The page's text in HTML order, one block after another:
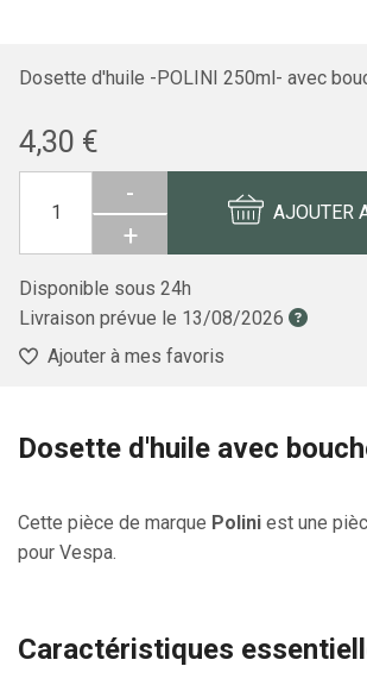
Dosette d'huile -POLINI 250ml- avec
4,30 €
-
+
AJOUTER
Disponible sous 24h
Livraison prévue le 13/08/2026
Ajouter à mes favoris
Dosette d'huile avec
Cette pièce de marque Polini est une
pour Vespa.
Caractéristiques